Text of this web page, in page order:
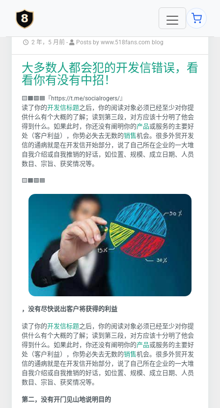
2 年，5 月前 - Posts by www.518fans.com blog
大多数人都会犯的开发信错误，看
看你有没有中招！
🟨🟧🟩🟦『https://t.me/socialrogers/』
读了你的开发信标题之后，你的阅读对象必须已经至少对你提
供什么有个大概的了解；读到第三段，对方应该十分明了他会
得到什么。如果此时，你还没有阐明你的产品或服务的主要好
处（客户利益），你势必失去无数的销售机会。很多外贸开发
信的通病就是在开发信开始部分，说了自己所在企业的一大堆
自我介绍或自我推销的好话，如位置、规模、成立日期、人员
数目、宗旨、获奖情况等。
🟨🟧🟩🟦
，没有尽快说出客户将获得的利益
读了你的开发信标题之后，你的阅读对象必须已经至少对你提
供什么有个大概的了解；读到第三段，对方应该十分明了他会
得到什么。如果此时，你还没有阐明你的产品或服务的主要好
处（客户利益），你势必失去无数的销售机会。很多外贸开发
信的通病就是在开发信开始部分，说了自己所在企业的一大堆
自我介绍或自我推销的好话，如位置、规模、成立日期、人员
数目、宗旨、获奖情况等。
第二，没有开门见山地说明目的